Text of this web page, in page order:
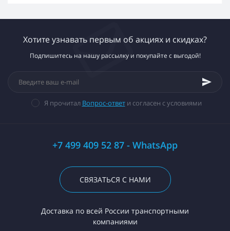
Хотите узнавать первым об акциях и скидках?
Подпишитесь на нашу рассылку и покупайте с выгодой!
Я прочитал Вопрос-ответи согласен с условиями
+7 499 409 52 87 - WhatsApp
СВЯЗАТЬСЯ С НАМИ
Доставка по всей России транспортными
компаниями